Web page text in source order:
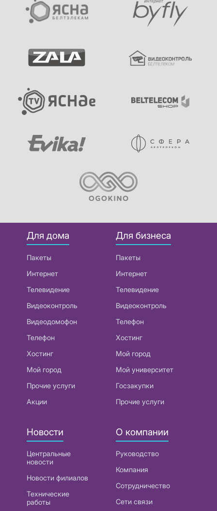
Для дома
Пакеты
Интернет
Телевидение
Видеоконтроль
Видеодомофон
Телефон
Хостинг
Мой город
Прочие услуги
Акции
Для бизнеса
Пакеты
Интернет
Телевидение
Видеоконтроль
Телефон
Хостинг
Мой город
Мой университет
Госзакупки
Прочие услуги
Новости
Центральные
новости
Новости филиалов
Технические
работы
О компании
Руководство
Компания
Сотрудничество
Сети связи